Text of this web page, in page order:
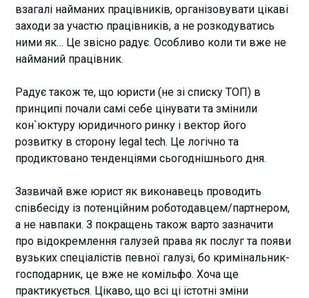
взагалі найманих працівників, організовувати цікаві
заходи за участю працівників, а не розкодуватись
ними як… Це звісно радує. Особливо коли ти вже не
найманий працівник.
Радує також те, що юристи (не зі списку ТОП) в
принципі почали самі себе цінувати та змінили
кон`юктуру юридичного ринку і вектор його
розвитку в сторону legal tech. Це логічно та
продиктовано тенденціями сьогоднішнього дня.
Зазвичай вже юрист як виконавець проводить
співбесіду із потенційним роботодавцем/партнером,
а не навпаки. З покращень також варто зазначити
про відокремлення галузей права як послуг та появи
вузьких спеціалістів певної галузі, бо кримінальник-
господарник, це вже не комільфо. Хоча ще
практикується. Цікаво, що всі ці істотні зміни